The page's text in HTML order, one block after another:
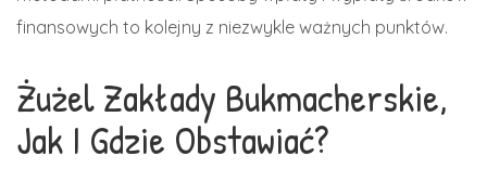
finansowych to kolejny z niezwykle ważnych punktów.
Żużel Zakłady Bukmacherskie,
Jak I Gdzie Obstawiać?